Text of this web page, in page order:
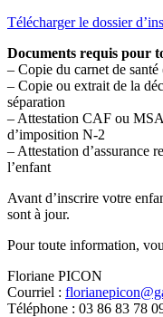
Télécharger le dossier
Documents requis pour
– Copie du carnet de
– Copie ou extrait de la
séparation
– Attestation CAF ou
d’imposition N-2
– Attestation d’assurance
l’enfant
Avant d’inscrire votre
sont à jour.
Pour toute information,
Floriane PICON
Courriel :
Téléphone : 03 86 83 78